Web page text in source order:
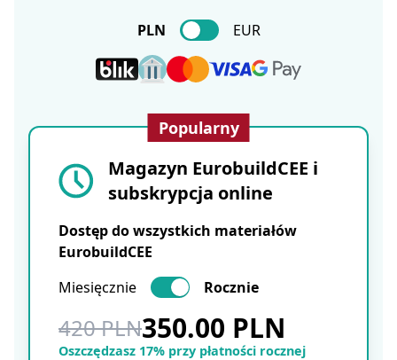
PLN EUR
Popularny
Magazyn EurobuildCEE i
subskrypcja online
Dostęp do wszystkich materiałów
EurobuildCEE
Miesięcznie
Rocznie
420 PLN350.00 PLN
Oszczędzasz 17% przy płatności rocznej